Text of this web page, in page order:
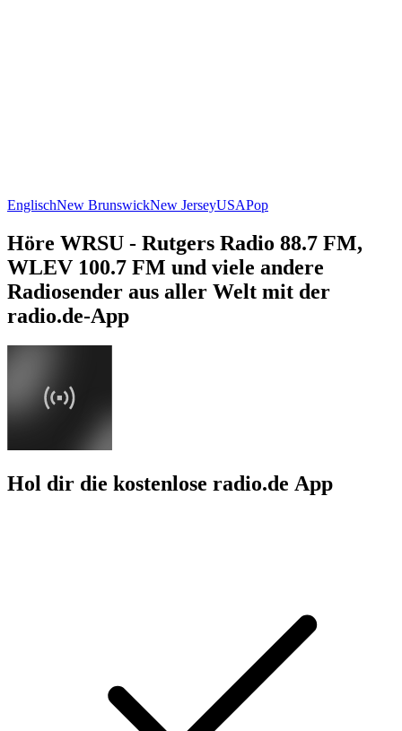
EnglischNew BrunswickNew JerseyUSAPop
Höre WRSU - Rutgers Radio 88.7 FM,
WLEV 100.7 FM und viele andere
Radiosender aus aller Welt mit der
radio.de-App
Hol dir die kostenlose radio.de App